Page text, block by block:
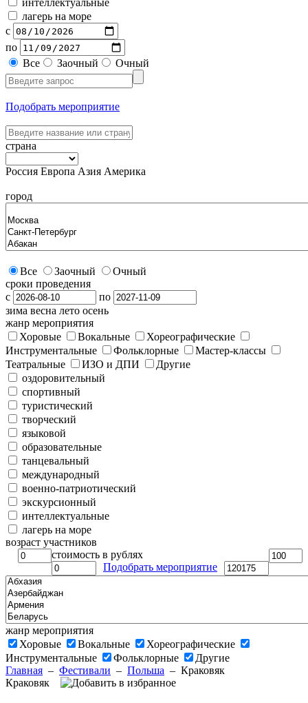
интеллектуальные
лагерь на море
с
по
Все
Заочный Очный
Подобрать мероприятие
страна
Россия Европа Азия Америка
город
Все Заочный
Очный
сроки проведения
с
по
зима весна лето осень
жанр мероприятия
Хоровые
Вокальные
Хореографические
Инструментальные
Фольклорные
Мастер-классы
Театральные
ИЗО и ДПИ
Другие
оздоровительный
спортивный
туристический
творческий
языковой
образовательные
танцевальный
международный
военно-патриотический
экскурсионный
интеллектуальные
лагерь на море
возраст участников
стоимость в рублях
Подобрать мероприятие
жанр мероприятия
Хоровые
Вокальные
Хореографические
Инструментальные
Фольклорные
Другие
Главная – Фестивали – Польша – Краковяк
Краковяк